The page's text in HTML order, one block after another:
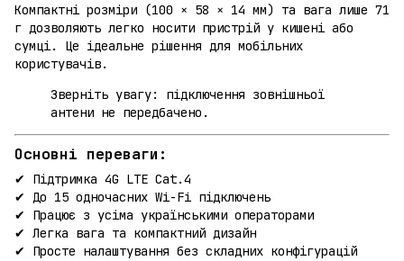
Компактні розміри (100 × 58 × 14 мм) та вага лише 71
г дозволяють легко носити пристрій у кишені або
сумці. Це ідеальне рішення для мобільних
користувачів.
Зверніть увагу: підключення зовнішньої
антени не передбачено.
Основні переваги:
✔ Підтримка 4G LTE Cat.4
✔ До 15 одночасних Wi-Fi підключень
✔ Працює з усіма українськими операторами
✔ Легка вага та компактний дизайн
✔ Просте налаштування без складних конфігурацій